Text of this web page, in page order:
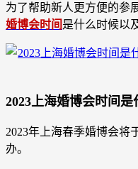
为了帮助新人更方便的参
婚博会时间 是什么时候以
2023上海婚博会时间是
2023年上海春季婚博会将
办。